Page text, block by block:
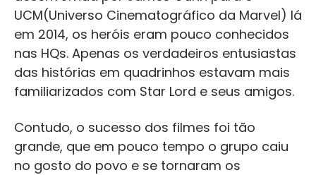
UCM(Universo Cinematográfico da Marvel) lá
em 2014, os heróis eram pouco conhecidos
nas HQs. Apenas os verdadeiros entusiastas
das histórias em quadrinhos estavam mais
familiarizados com Star Lord e seus amigos.
Contudo, o sucesso dos filmes foi tão
grande, que em pouco tempo o grupo caiu
no gosto do povo e se tornaram os